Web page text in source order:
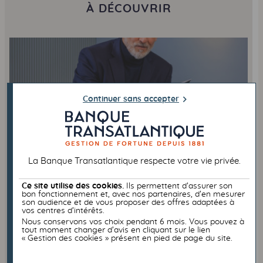
À DÉCOUVRIR
INTERNATIONAL FISCALITÉ
22/06/2026
Succession internationale : règles et
fiscalité
Continuer sans accepter
La Banque Transatlantique respecte votre vie privée.
Ce site utilise des cookies. Ils permettent d’assurer son
bon fonctionnement et, avec nos partenaires, d’en mesurer
son audience et de vous proposer des offres adaptées à
vos centres d’intérêts.
Nous conservons vos choix pendant 6 mois. Vous pouvez à
tout moment changer d’avis en cliquant sur le lien
« Gestion des cookies » présent en pied de page du site.